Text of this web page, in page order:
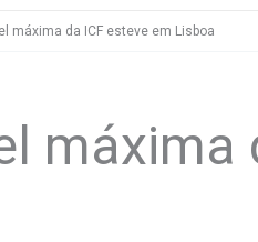
máxima da ICF esteve em Lisboa
máxima